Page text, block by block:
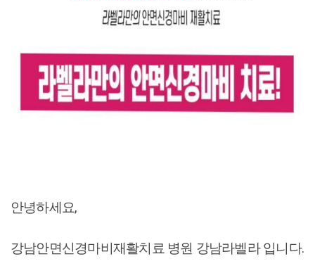
안녕하세요,
강남안면신경마비재활치료 병원 강남라벨라 입니다.